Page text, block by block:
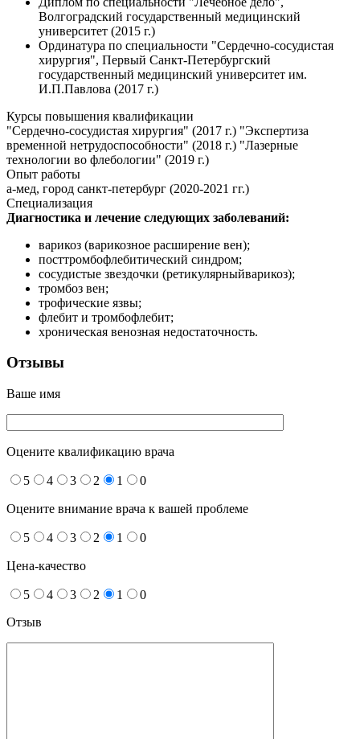
Волгоградский государственный медицинский
университет (2015 г.)
Ординатура по специальности "Сердечно-сосудистая
хирургия", Первый Санкт-Петербургский
государственный медицинский университет им.
И.П.Павлова (2017 г.)
Курсы повышения квалификации
"Сердечно-сосудистая хирургия" (2017 г.) "Экспертиза
временной нетрудоспособности" (2018 г.) "Лазерные
технологии во флебологии" (2019 г.)
Опыт работы
а-мед, город санкт-петербург (2020-2021 гг.)
Специализация
Диагностика и лечение следующих заболеваний:
варикоз (варикозное расширение вен);
посттромбофлебитический синдром;
сосудистые звездочки (ретикулярныйварикоз);
тромбоз вен;
трофические язвы;
флебит и тромбофлебит;
хроническая венозная недостаточность.
Отзывы
Ваше имя
Оцените квалификацию врача
5 4 3 2 1 0
Оцените внимание врача к вашей проблеме
5 4 3 2 1 0
Цена-качество
5 4 3 2 1
0
Отзыв